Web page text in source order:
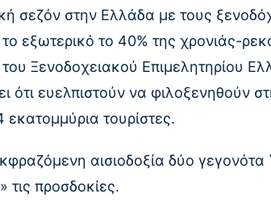
σεζόν στην Ελλάδα με τους
εξωτερικό το 40% της χρονιάς-
Ξενοδοχειακού Επιμελητηρίου
ότι ευελπιστούν να φιλοξενηθούν
εκατομμύρια τουρίστες.
αισιοδοξία δύο γεγονότα
τις προσδοκίες.